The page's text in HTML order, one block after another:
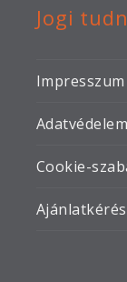
Jogi
Impresszum
Adatvédelem
Cookie-